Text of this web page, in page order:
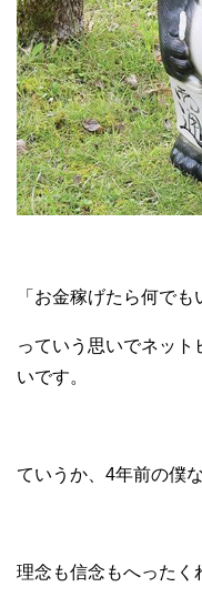
「お金稼げたら何でも
っていう思いでネッ
いです。
ていうか、4年前の僕
理念も信念もへったく